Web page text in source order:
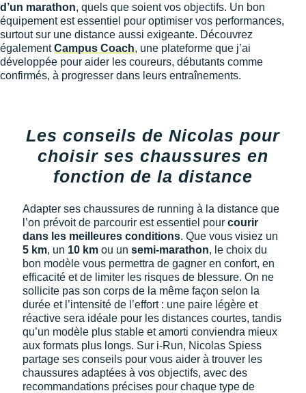
d’un marathon, quels que soient vos objectifs. Un bon
équipement est essentiel pour optimiser vos performances,
surtout sur une distance aussi exigeante. Découvrez
égalementCampus Coach, une plateforme que j’ai
développée pour aider les coureurs, débutants comme
confirmés, à progresser dans leurs entraînements.
Les conseils de Nicolas pour
choisir ses chaussures en
fonction de la distance
Adapter ses chaussures de running à la distance que
l’on prévoit de parcourir est essentiel pour courir
dans les meilleures conditions. Que vous visiez un
5 km, un 10 km ou un semi-marathon, le choix du
bon modèle vous permettra de gagner en confort, en
efficacité et de limiter les risques de blessure. On ne
sollicite pas son corps de la même façon selon la
durée et l’intensité de l’effort : une paire légère et
réactive sera idéale pour les distances courtes, tandis
qu’un modèle plus stable et amorti conviendra mieux
aux formats plus longs. Sur i-Run, Nicolas Spiess
partage ses conseils pour vous aider à trouver les
chaussures adaptées à vos objectifs, avec des
recommandations précises pour chaque type de